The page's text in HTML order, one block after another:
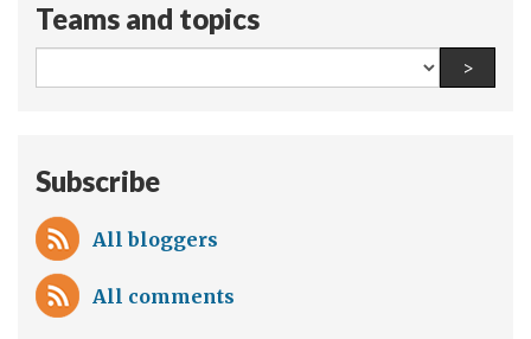
金
但
的
应
没
Teams and topics
All
teams
>Find
Subscribe
All bloggers
All comments